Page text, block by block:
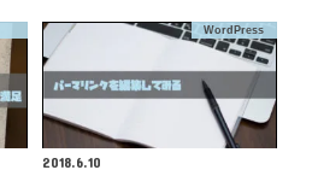
WordPress
2018.6.10